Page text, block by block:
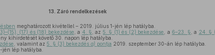
13. Záró rendelkezések
meghatározott kivétellel – 2019. július 1-jén lép hatályba.
(17) és (18) bekezdése , a 4. § , az 5. § (1) és (2) bekezdése , a 6–23. § , a 24. §
kihirdetését követő 30. napon lép hatályba.
, valamint az 5. § (3) bekezdés a) pontja 2019. szeptember 30-án lép hatályba.
lép hatályba.